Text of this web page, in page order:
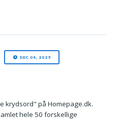
DEC 06, 2025
krydsord" på Homepage.dk.
hele 50 forskellige